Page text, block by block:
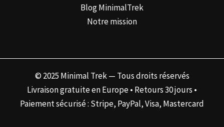
Blog MinimalTrek
Notre mission
© 2025 Minimal Trek — Tous droits réservés
Livraison gratuite en Europe • Retours 30 jours •
Paiement sécurisé : Stripe, PayPal, Visa, Mastercard